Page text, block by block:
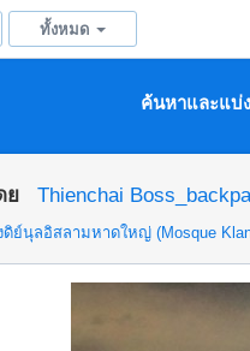
ทั้งหมด
ค้นหาและแบ่
ย Thienchai
ย์นุลอิสลามหาดใหญ่ (Mosque